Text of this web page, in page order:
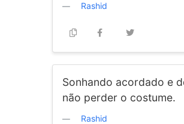
Rashid
Sonhando acordado e
não perder o costume.
Rashid